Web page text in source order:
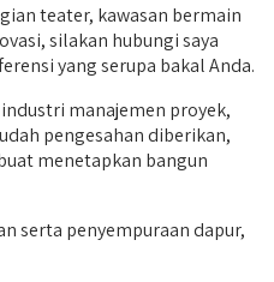
teater, kawasan bermain
silakan hubungi saya
yang serupa bakal Anda.
manajemen proyek,
pengesahan diberikan,
menetapkan bangun
serta penyempuraan dapur,